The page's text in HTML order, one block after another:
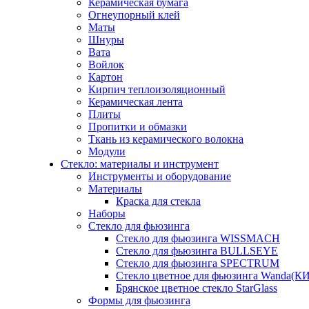
Керамическая бумага
Огнеупорный клей
Маты
Шнуры
Вата
Войлок
Картон
Кирпич теплоизоляционный
Керамическая лента
Плиты
Пропитки и обмазки
Ткань из керамического волокна
Модули
Стекло: материалы и инструмент
Инструменты и оборудование
Материалы
Краска для стекла
Наборы
Стекло для фьюзинга
Стекло для фьюзинга WISSMACH
Стекло для фьюзинга BULLSEYE
Стекло для фьюзинга SPECTRUM
Стекло цветное для фьюзинга
Брянское цветное стекло StarGlass
Формы для фьюзинга